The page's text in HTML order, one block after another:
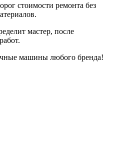
стоимости ремонта без
мастер, после
машины любого бренда!